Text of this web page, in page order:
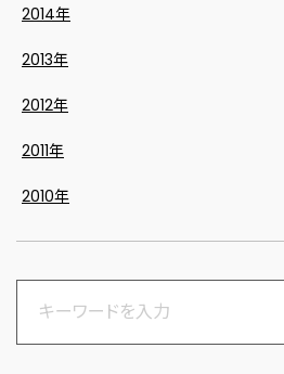
2014年
2013年
2012年
2011年
2010年